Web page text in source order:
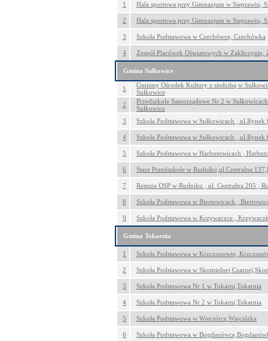
1 Hala sportowa przy Gimnazjum w Sieprawiu,
2 Hala sportowa przy Gimnazjum w Sieprawiu,
3 Szkoła Podstawowa w Czechówce, Czechówka
4 Zespół Placówek Oświatowych w Zakliczynie,
Gmina Sułkowice
1
Gminny Ośrodek Kultury z siedzibą w
Sułkowice
2
Przedszkole Samorządowe Nr 2 w
Sułkowice
3
Szkoła Podstawowa w Sułkowicach , ul.Rynek
4 Szkoła Podstawowa w Sułkowicach , ul.Rynek
5 Szkoła Podstawowa w Harbutowicach ,
6 Stare Przedszkole w Rudniku,ul.Centralna
7 Remiza OSP w Rudniku , ul. Centralna 205 ,
8 Szkoła Podstawowa w Biertowicach ,
9 Szkoła Podstawowa w Krzywaczce ,
Gmina Tokarnia
1 Szkoła Podstawowa w Krzczonowie,
2 Szkoła Podstawowa w Skomielnej
3 Szkoła Podstawowa Nr 1 w Tokarni,Tokarnia
4 Szkoła Podstawowa Nr 2 w Tokarni,Tokarnia
5 Szkoła Podstawowa w Więciórce,Więciórka
6 Szkoła Podstawowa w